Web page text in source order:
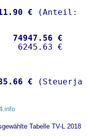
€
74947.56 €
€
Tabelle TV-L 2018